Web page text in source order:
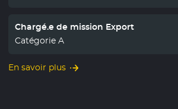
Chargé.e de mission Export
Catégorie A
En savoir plus